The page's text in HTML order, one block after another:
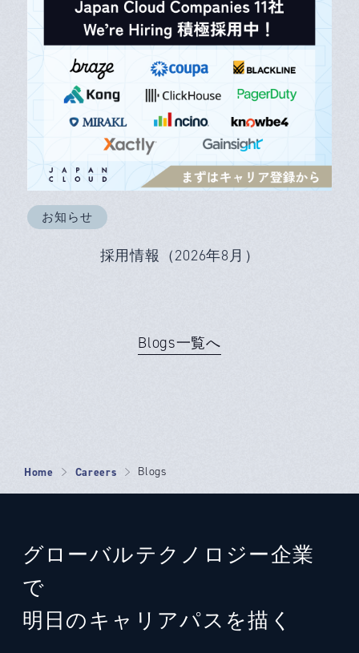
お知らせ
採用情報（2026年8月）
Blogs一覧へ
Home Careers Blogs
グローバルテクノロジー企業
で
明日のキャリアパスを描く